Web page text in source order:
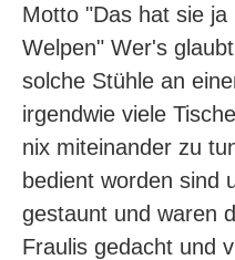
Motto "Das hat sie
Welpen" Wer's
solche Stühle an
irgendwie viele
nix miteinander zu
bedient worden sind
gestaunt und waren
Fraulis gedacht und